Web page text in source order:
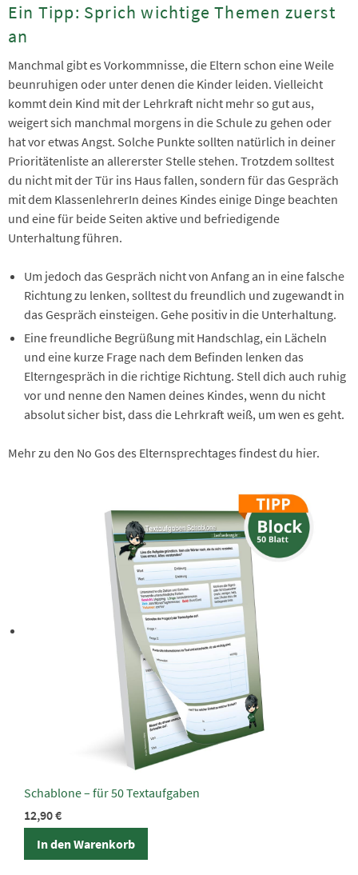
Ein Tipp: Sprich wichtige Themen zuerst
an
Manchmal gibt es Vorkommnisse, die Eltern schon eine Weile
beunruhigen oder unter denen die Kinder leiden. Vielleicht
kommt dein Kind mit der Lehrkraft nicht mehr so gut aus,
weigert sich manchmal morgens in die Schule zu gehen oder
hat vor etwas Angst. Solche Punkte sollten natürlich in deiner
Prioritätenliste an allererster Stelle stehen. Trotzdem solltest
du nicht mit der Tür ins Haus fallen, sondern für das Gespräch
mit dem KlassenlehrerIn deines Kindes einige Dinge beachten
und eine für beide Seiten aktive und befriedigende
Unterhaltung führen.
Um jedoch das Gespräch nicht von Anfang an in eine falsche
Richtung zu lenken, solltest du freundlich und zugewandt in
das Gespräch einsteigen. Gehe positiv in die Unterhaltung.
Eine freundliche Begrüßung mit Handschlag, ein Lächeln
und eine kurze Frage nach dem Befinden lenken das
Elterngespräch in die richtige Richtung. Stell dich auch ruhig
vor und nenne den Namen deines Kindes, wenn du nicht
absolut sicher bist, dass die Lehrkraft weiß, um wen es geht.
Mehr zu den No Gos des Elternsprechtages findest du hier.
Schablone – für 50 Textaufgaben
12,90€
In den Warenkorb